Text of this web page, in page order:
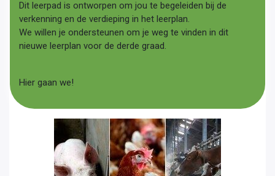
Dit leerpad is ontworpen om jou te begeleiden bij de
verkenning en de verdieping in het leerplan.
We willen je ondersteunen om je weg te vinden in dit
nieuwe leerplan voor de derde graad.
Hier gaan we!